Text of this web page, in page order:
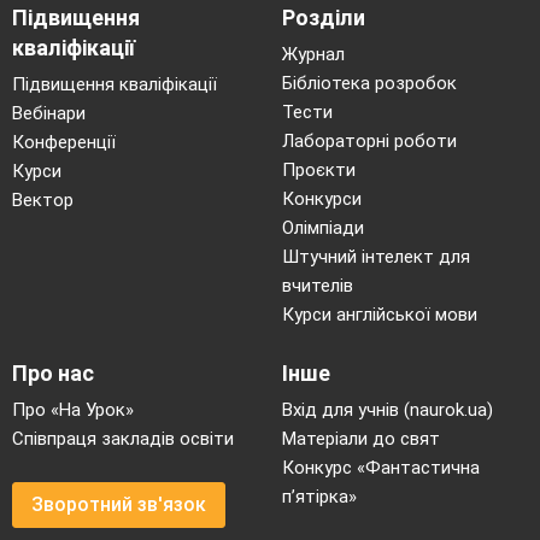
У вересні підете в п'ятий клас.
Ведучий 1:
Щоб вчитися і світ цей
пізнавати.
Йти у життя хорошими
людьми,
Батькам і вчителям
На все це сподіваємося ми.
Слово надається нашим
1. - Нашим дорогим, щирим працівникам
школи,
2. - Які дарували нам свою любов і турботу,
3. - Допомагали стати чемними і самостійними,
Підвищення
кваліфікації
Підвищення кваліфікації
Вебінари
Конференції
Курси
Вектор
Розділи
Журнал
Бібліотека розробок
Тести
Лабораторні роботи
Проєкти
Конкурси
Олімпіади
Штучний інтелект для
вчителів
Курси англійської мови
Про нас
Про «На Урок»
Співпраця закладів освіти
Зворотний зв'язок
Інше
Вхід для учнів (naurok.ua)
Матеріали до свят
Конкурс «Фантастична
п’ятірка»